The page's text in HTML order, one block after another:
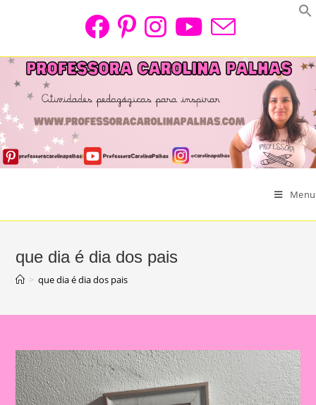
Menu
que dia é dia dos pais
> que dia é dia dos pais